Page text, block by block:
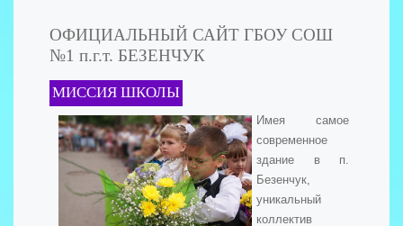
ОФИЦИАЛЬНЫЙ САЙТ ГБОУ СОШ
№1 п.г.т. БЕЗЕНЧУК
МИССИЯ ШКОЛЫ
Имея самое
современное
здание в п.
Безенчук,
уникальный
коллектив